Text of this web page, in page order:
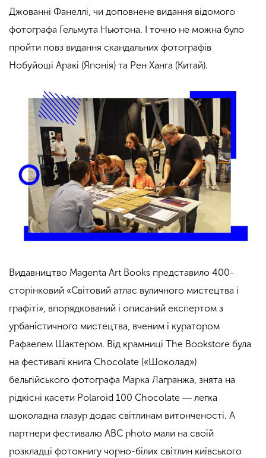
Джованні Фанеллі, чи доповнене видання відомого
фотографа Гельмута Ньютона. І точно не можна було
пройти повз видання скандальних фотографів
Нобуйоші Аракі (Японія) та Рен Ханга (Китай).
Видавництво Magenta Art Books представило 400-
сторінковий «Світовий атлас вуличного мистецтва і
графіті», впорядкований і описаний експертом з
урбаністичного мистецтва, вченим і куратором
Рафаелем Шактером. Від крамниці The Bookstore була
на фестивалі книга Chocolate («Шоколад»)
бельгійського фотографа Марка Лагранжа, знята на
рідкісні касети Polaroid 100 Chocolate ― легка
шоколадна глазур додає світлинам витонченості. А
партнери фестивалю ABC photo мали на своїй
розкладці фотокнигу чорно-білих світлин київського